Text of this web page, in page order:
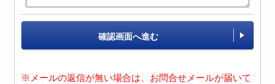
確認画面へ進む
※メールの返信が無い場合は、お問合せメールが届いて